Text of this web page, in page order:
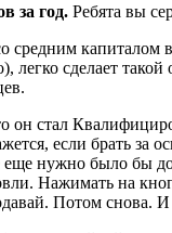
за год. Ребята вы
средним капиталом
легко сделает такой
он стал
если брать за
еще нужно было бы
Нажимать на
Потом снова. И